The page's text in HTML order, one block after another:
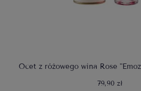
Ocet z różowego wina Rose
79,90 zł